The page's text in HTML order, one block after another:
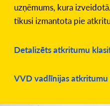
uzņēmums, kura
tikusi izmantota pie
Detalizēts atkritumu
VVD vadlīnijas atkritumu